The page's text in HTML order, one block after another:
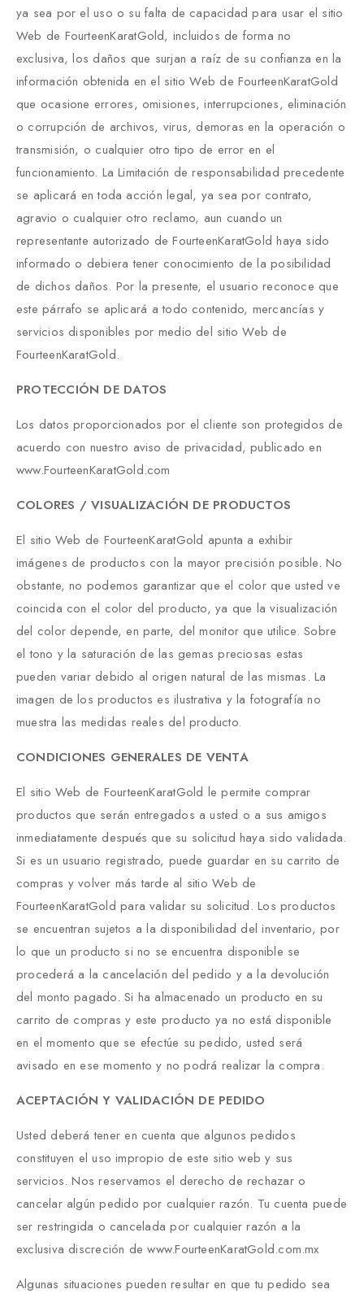
ya sea por el uso o su falta de capacidad para usar el sitio
Web de FourteenKaratGold, incluidos de forma no
exclusiva, los daños que surjan a raíz de su confianza en la
información obtenida en el sitio Web de FourteenKaratGold
que ocasione errores, omisiones, interrupciones, eliminación
o corrupción de archivos, virus, demoras en la operación o
transmisión, o cualquier otro tipo de error en el
funcionamiento. La Limitación de responsabilidad precedente
se aplicará en toda acción legal, ya sea por contrato,
agravio o cualquier otro reclamo, aun cuando un
representante autorizado de FourteenKaratGold haya sido
informado o debiera tener conocimiento de la posibilidad
de dichos daños. Por la presente, el usuario reconoce que
este párrafo se aplicará a todo contenido, mercancías y
servicios disponibles por medio del sitio Web de
FourteenKaratGold.
PROTECCIÓN DE DATOS
Los datos proporcionados por el cliente son protegidos de
acuerdo con nuestro aviso de privacidad, publicado en
www.FourteenKaratGold.com
COLORES / VISUALIZACIÓN DE PRODUCTOS
El sitio Web de FourteenKaratGold apunta a exhibir
imágenes de productos con la mayor precisión posible. No
obstante, no podemos garantizar que el color que usted ve
coincida con el color del producto, ya que la visualización
del color depende, en parte, del monitor que utilice. Sobre
el tono y la saturación de las gemas preciosas estas
pueden variar debido al origen natural de las mismas. La
imagen de los productos es ilustrativa y la fotografía no
muestra las medidas reales del producto.
CONDICIONES GENERALES DE VENTA
El sitio Web de FourteenKaratGold le permite comprar
productos que serán entregados a usted o a sus amigos
inmediatamente después que su solicitud haya sido validada.
Si es un usuario registrado, puede guardar en su carrito de
compras y volver más tarde al sitio Web de
FourteenKaratGold para validar su solicitud. Los productos
se encuentran sujetos a la disponibilidad del inventario, por
lo que un producto si no se encuentra disponible se
procederá a la cancelación del pedido y a la devolución
del monto pagado. Si ha almacenado un producto en su
carrito de compras y este producto ya no está disponible
en el momento que se efectúe su pedido, usted será
avisado en ese momento y no podrá realizar la compra.
ACEPTACIÓN Y VALIDACIÓN DE PEDIDO
Usted deberá tener en cuenta que algunos pedidos
constituyen el uso impropio de este sitio web y sus
servicios. Nos reservamos el derecho de rechazar o
cancelar algún pedido por cualquier razón. Tu cuenta puede
ser restringida o cancelada por cualquier razón a la
exclusiva discreción de www.FourteenKaratGold.com.mx
Algunas situaciones pueden resultar en que tu pedido sea